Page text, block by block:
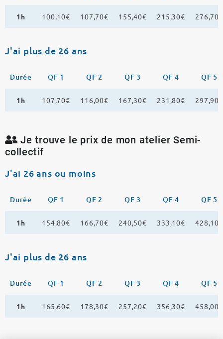
1h 100,10€ 107,70€ 155,40€ 215,30€ 276,70€
J'ai plus de 26 ans
Durée QF 1 QF 2 QF 3 QF 4 QF 5
1h 107,70€ 116,00€ 167,30€ 231,80€ 297,90€
Je trouve le prix de mon atelier Semi-
collectif
J'ai 26 ans ou moins
Durée QF 1 QF 2 QF 3 QF 4 QF 5
1h 154,80€ 166,70€ 240,50€ 333,10€ 428,10€
J'ai plus de 26 ans
Durée QF 1 QF 2 QF 3 QF 4 QF 5
1h 165,60€ 178,30€ 257,20€ 356,30€ 458,00€